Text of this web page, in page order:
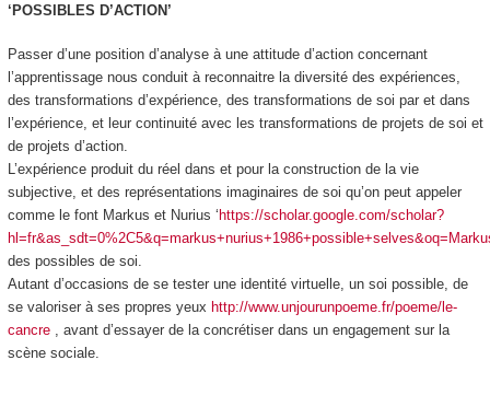
‘POSSIBLES D’ACTION’
Passer d’une position d’analyse à une attitude d’action concernant
l’apprentissage nous conduit à reconnaitre la diversité des expériences,
des transformations d’expérience, des transformations de soi par et dans
l’expérience, et leur continuité avec les transformations de projets de soi et
de projets d’action.
L’expérience produit du réel dans et pour la construction de la vie
subjective, et des représentations imaginaires de soi qu’on peut appeler
comme le font Markus et Nurius ‘ https://scholar.google.com/scholar?
des possibles de soi.
Autant d’occasions de se tester une identité virtuelle, un soi possible, de
se valoriser à ses propres yeux http://www.unjourunpoeme.fr/poeme/le-
cancre, avant d’essayer de la concrétiser dans un engagementsur la
scène sociale.